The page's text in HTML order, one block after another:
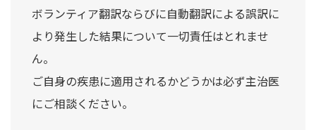
ボランティア翻訳ならびに自動翻訳による誤訳に
より発生した結果について一切責任はとれませ
ん。
ご自身の疾患に適用されるかどうかは必ず主治医
にご相談ください。